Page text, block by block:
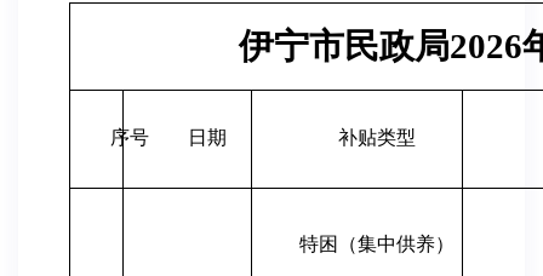
伊宁市民政局2026
序号 日期 补贴类型
特困（集中供养）